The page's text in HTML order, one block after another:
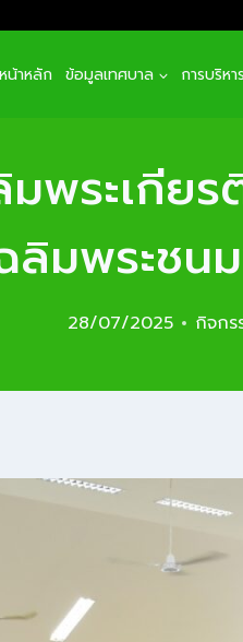
หน้าหลัก ข้อมูลเทศบาล การบริห
พระเกีย
ฉลิมพระช
28/07/2025 กิจกร